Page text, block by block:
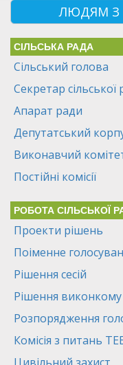
ЛЮДЯМ З
СІЛЬСЬКА РАДА
Сільський голова
Секретар сільської
Апарат ради
Депутатський
Виконавчий
Постійні комісії
РОБОТА СІЛЬСЬКОЇ
Проекти рішень
Поіменне
Рішення сесій
Рішення виконкому
Розпорядження
Комісія з питань